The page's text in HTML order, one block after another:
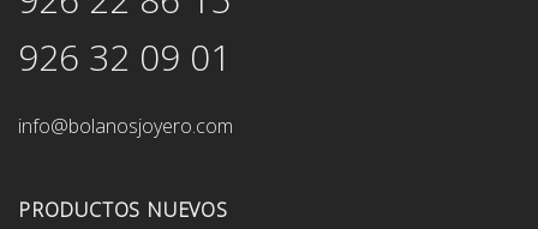
926 32 09 01
info@bolanosjoyero.com
PRODUCTOS NUEVOS